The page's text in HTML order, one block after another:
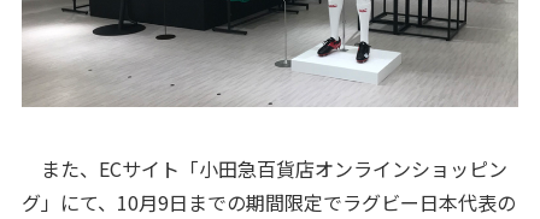
また、ECサイト「小田急百貨店オンラインショッピン
グ」にて、10月9日までの期間限定でラグビー日本代表の